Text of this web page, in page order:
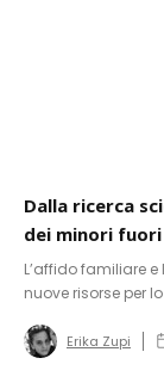
Dalla ricerca
dei minori
L’affido familiare
nuove risorse per
Erika Zupi